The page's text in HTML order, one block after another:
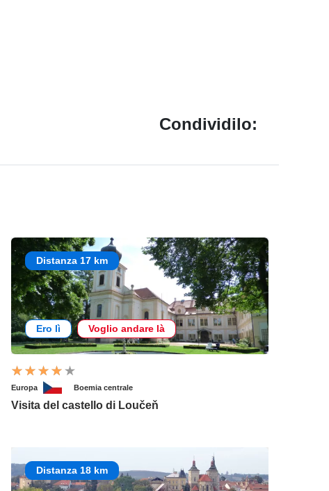
Condividilo:
Distanza 17 km
Ero lì Voglio andare là
Europa Boemia centrale
Visita del castello di Loučeň
Distanza 18 km